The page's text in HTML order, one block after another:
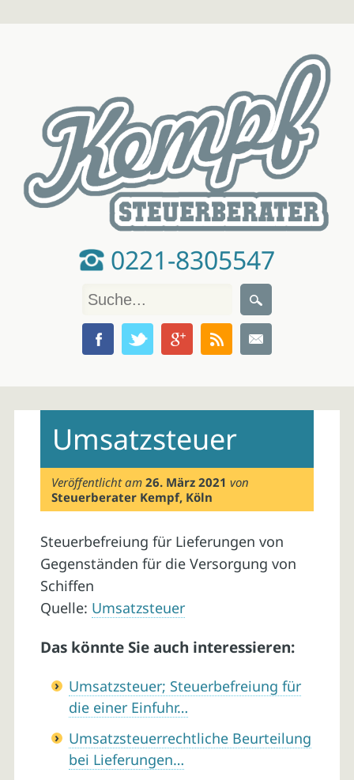
0221-8305547
contentUmsatzsteuer
Veröffentlicht am26. März 2021 von
Steuerberater Kempf, Köln
Steuerbefreiung für Lieferungen von
Gegenständen für die Versorgung von
Schiffen
Quelle: Umsatzsteuer
Das könnte Sie auch interessieren:
Umsatzsteuer; Steuerbefreiung für
die einer Einfuhr…
Umsatzsteuerrechtliche Beurteilung
bei Lieferungen…